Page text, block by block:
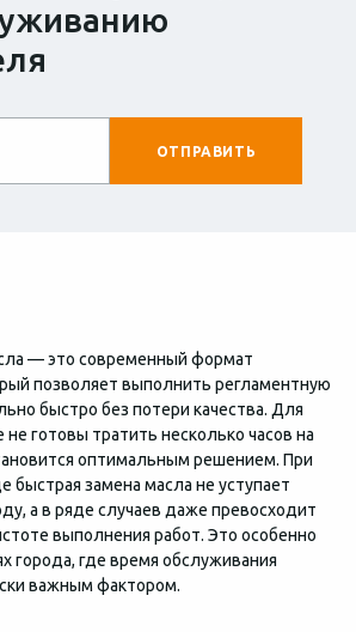
— это современный формат
позволяет выполнить регламентную
быстро без потери качества. Для
готовы тратить несколько часов на
оптимальным решением. При
быстрая замена масла не уступает
а в ряде случаев даже превосходит
выполнения работ. Это особенно
города, где время обслуживания
важным фактором.